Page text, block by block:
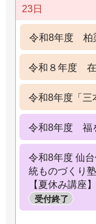
23日
令和8年度 柏
令和８年度 在
令和8年度「三
令和8年度 福
令和8年度 仙
統ものづくり塾
【夏休み講座】
受付終了